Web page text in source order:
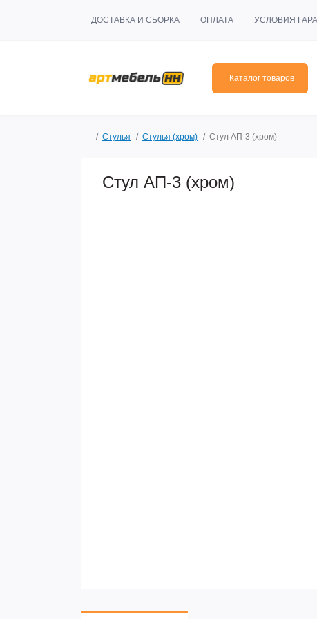
ДОСТАВКА И СБОРКА ОПЛАТА УСЛОВИЯ
Каталог товаров
Стулья Стулья (хром) Стул АП-3 (хром)
Стул АП-3 (хром)